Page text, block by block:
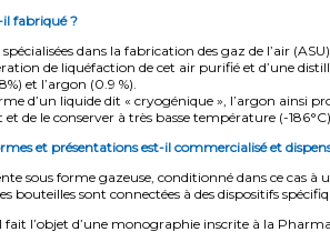
fabriqué ?
spécialisées dans la fabrication des gaz de l’air
de liquéfaction de cet air purifié et d’une
et l’argon (0.9 %).
d’un liquide dit « cryogénique », l’argon ainsi
de le conserver à très basse température (-
et présentations est-il commercialisé et
sous forme gazeuse, conditionné dans ce cas
bouteilles sont connectées à des dispositifs
fait l’objet d’une monographie inscrite à la